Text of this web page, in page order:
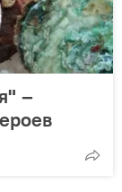
–